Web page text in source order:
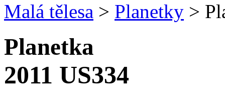
Malá tělesa > Planetky >
Planetka
2011 US334